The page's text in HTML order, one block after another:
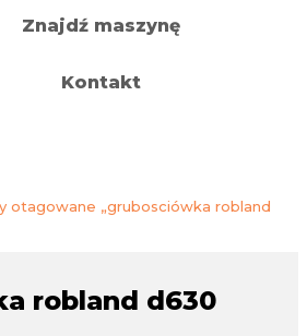
Znajdź maszynę
Kontakt
otagowane „grubosciówka robland
robland d630